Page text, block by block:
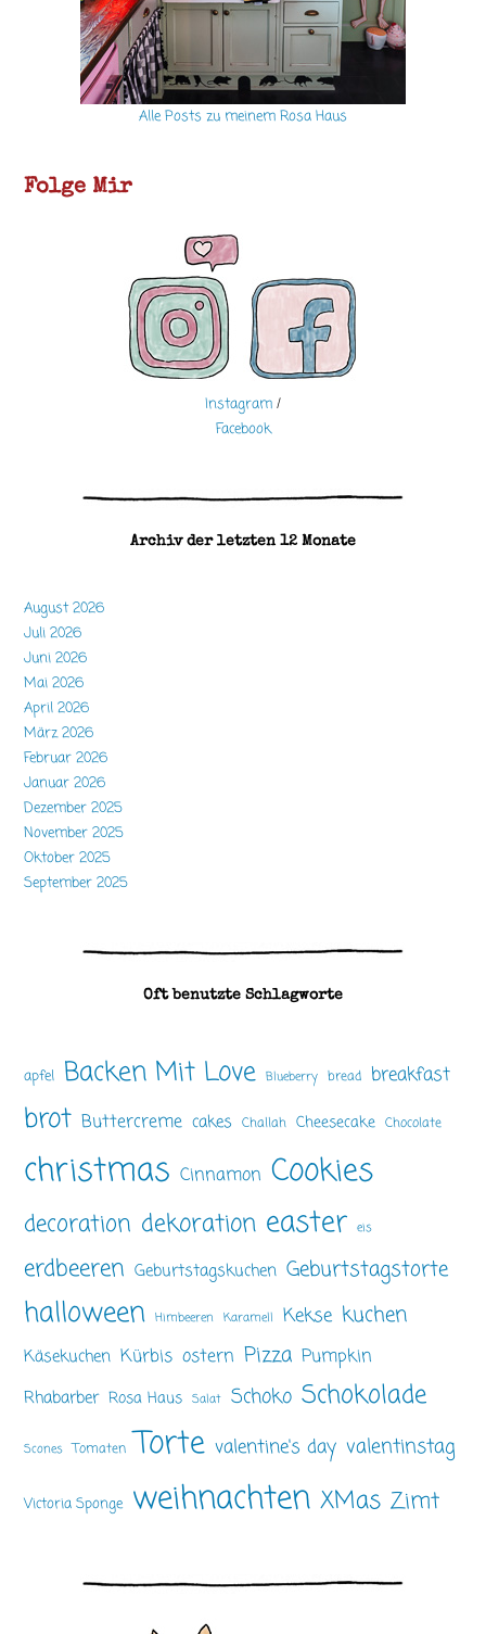
Alle Posts zu meinem Rosa Haus
Folge Mir
Instagram /
Facebook
Archiv der letzten 12 Monate
August 2026
Juli 2026
Juni 2026
Mai 2026
April 2026
März 2026
Februar 2026
Januar 2026
Dezember 2025
November 2025
Oktober 2025
September 2025
Oft benutzte Schlagworte
apfel Backen Mit Love Blueberry bread breakfast
brot Buttercreme cakes Challah Cheesecake Chocolate
christmas Cinnamon Cookies
decoration dekoration easter eis
erdbeeren Geburtstagskuchen Geburtstagstorte
halloween Himbeeren Karamell Kekse kuchen
Käsekuchen Kürbis ostern Pizza Pumpkin
Rhabarber Rosa Haus Salat Schoko Schokolade
Scones Tomaten Torte valentine's day valentinstag
Victoria Sponge weihnachten XMas Zimt